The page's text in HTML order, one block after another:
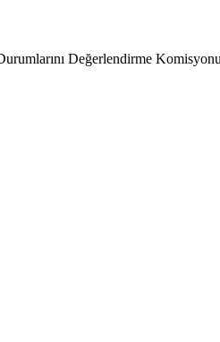
Değerlendirme Komisyonu